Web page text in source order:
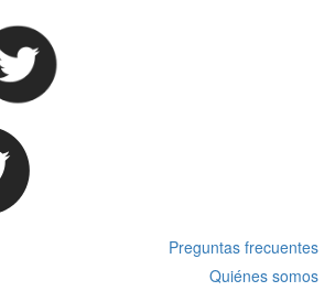
Preguntas frecuentes
Quiénes somos